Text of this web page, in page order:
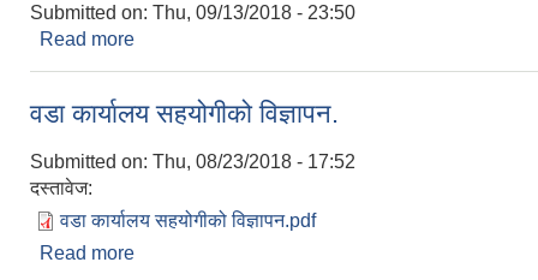
Submitted on: Thu, 09/13/2018 - 23:50
Read more
वडा कार्यालय सहयोगीको विज्ञापन.
Submitted on: Thu, 08/23/2018 - 17:52
दस्तावेज:
वडा कार्यालय सहयोगीको विज्ञापन.pdf
Read more